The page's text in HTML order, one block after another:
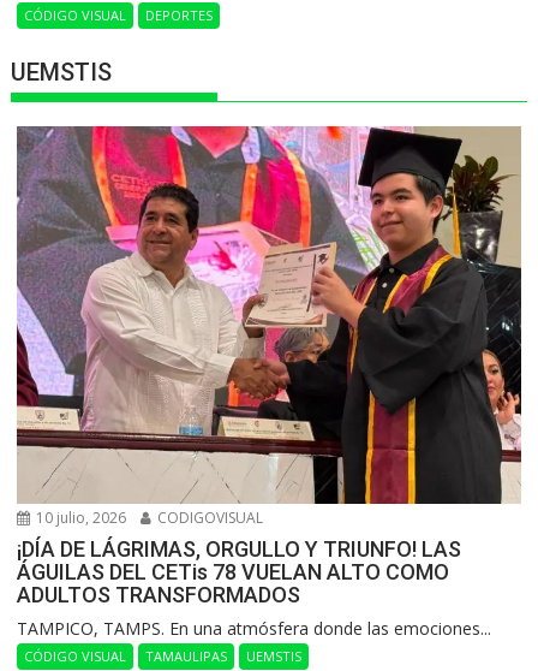
CÓDIGO VISUAL DEPORTES
UEMSTIS
10 julio, 2026 CODIGOVISUAL
¡DÍA DE LÁGRIMAS, ORGULLO Y TRIUNFO! LAS
ÁGUILAS DEL CETis 78 VUELAN ALTO COMO
ADULTOS TRANSFORMADOS
​TAMPICO, TAMPS. En una atmósfera donde las emociones...
CÓDIGO VISUAL TAMAULIPAS UEMSTIS